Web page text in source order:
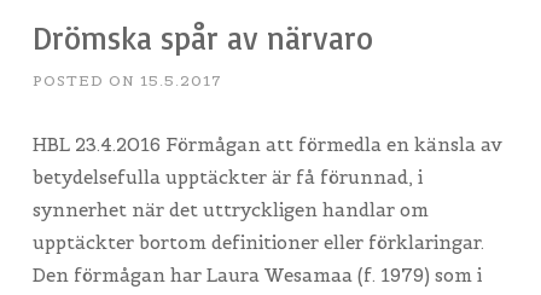
Drömska spår av närvaro
POSTED ON 15.5.2017
HBL 23.4.2016 Förmågan att förmedla en känsla av
betydelsefulla upptäckter är få förunnad, i
synnerhet när det uttryckligen handlar om
upptäckter bortom definitioner eller förklaringar.
Den förmågan har Laura Wesamaa (f. 1979) som i